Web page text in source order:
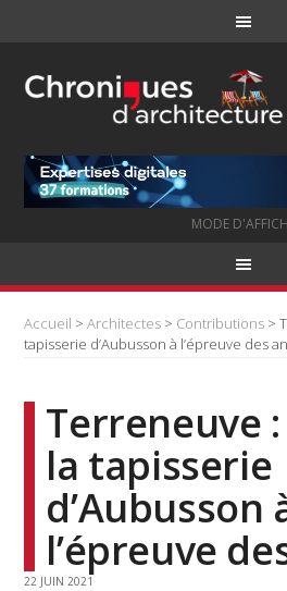
MODE
Accueil >Architectes > Contributions >
tapisserie d’Aubusson à l’épreuve des
Terreneuve
la tapisserie
d’Aubusson
l’épreuve
22 JUIN 2021